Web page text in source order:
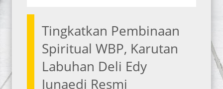
Tingkatkan Pembinaan
Spiritual WBP, Karutan
Labuhan Deli Edy
Junaedi Resmi